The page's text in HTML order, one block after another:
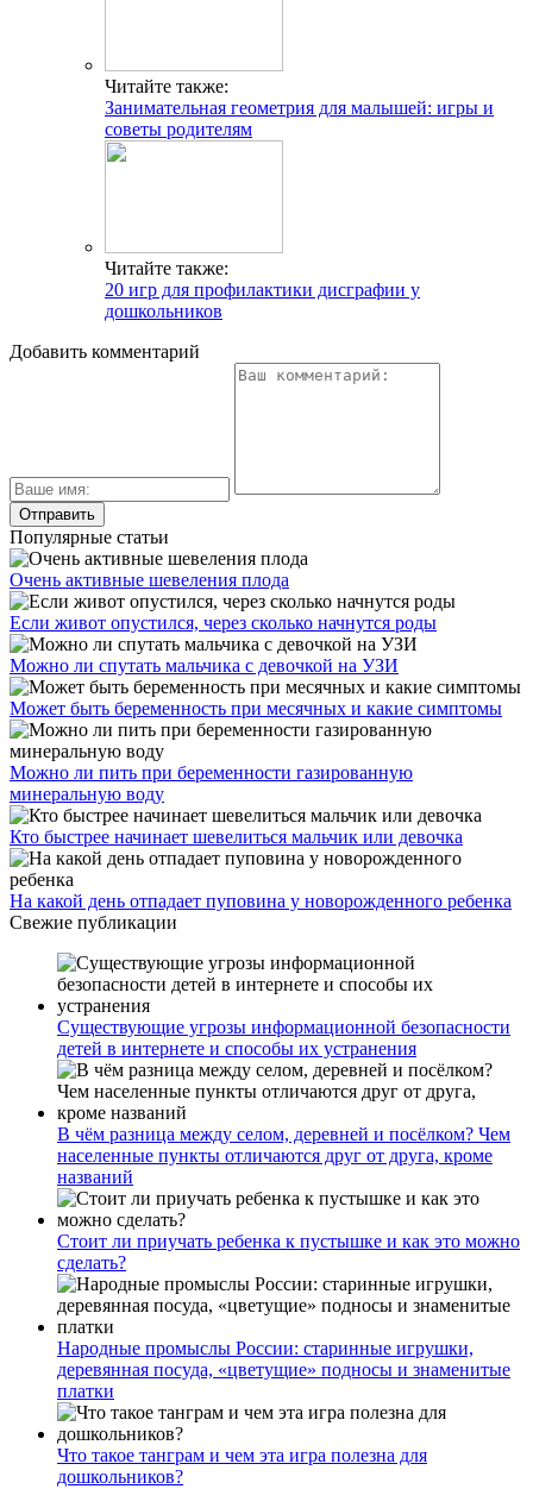
Читайте также:
Занимательная геометрия для малышей: игры и
советы родителям
Читайте также:
20 игр для профилактики дисграфии у
дошкольников
Добавить комментарий
Популярные статьи
Очень активные шевеления плода
Если живот опустился, через сколько начнутся роды
Можно ли спутать мальчика с девочкой на УЗИ
Может быть беременность при месячных и какие симптомы
Можно ли пить при беременности газированную
минеральную воду
Кто быстрее начинает шевелиться мальчик или девочка
На какой день отпадает пуповина у новорожденного ребенка
Свежие публикации
Существующие угрозы информационной безопасности
детей в интернете и способы их устранения
В чём разница между селом, деревней и посёлком? Чем
населенные пункты отличаются друг от друга, кроме
названий
Стоит ли приучать ребенка к пустышке и как это можно
сделать?
Народные промыслы России: старинные игрушки,
деревянная посуда, «цветущие» подносы и знаменитые
платки
Что такое танграм и чем эта игра полезна для
дошкольников?